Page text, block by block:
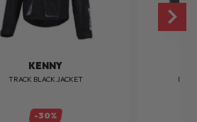
KENNY
TRACK BLACK JACKET
-30%